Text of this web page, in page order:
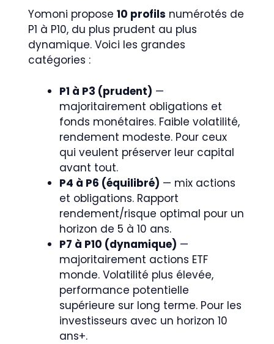
Yomoni propose 10 profils numérotés de
P1 à P10, du plus prudent au plus
dynamique. Voici les grandes
catégories :
P1 à P3 (prudent) —
majoritairement obligations et
fonds monétaires. Faible volatilité,
rendement modeste. Pour ceux
qui veulent préserver leur capital
avant tout.
P4 à P6 (équilibré) — mix actions
et obligations. Rapport
rendement/risque optimal pour un
horizon de 5 à 10 ans.
P7 à P10 (dynamique) —
majoritairement actions ETF
monde. Volatilité plus élevée,
performance potentielle
supérieure sur long terme. Pour les
investisseurs avec un horizon 10
ans+.